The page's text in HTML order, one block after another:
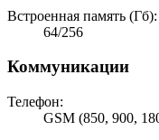
Встроенная память (Гб):
64/256
Коммуникации
Телефон:
GSM (850, 900,